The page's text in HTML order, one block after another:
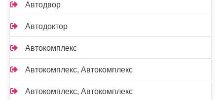
Автодвор
Автодоктор
Автокомплекс
Автокомплекс, Автокомплекс
Автокомплекс, Автокомплекс